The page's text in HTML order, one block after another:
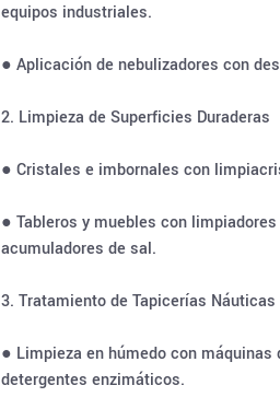
equipos industriales.
● Aplicación de nebulizadores con
2. Limpieza de Superficies Duraderas
● Cristales e imbornales con
● Tableros y muebles con
acumuladores de sal.
3. Tratamiento de Tapicerías Náuticas
● Limpieza en húmedo con
detergentes enzimáticos.